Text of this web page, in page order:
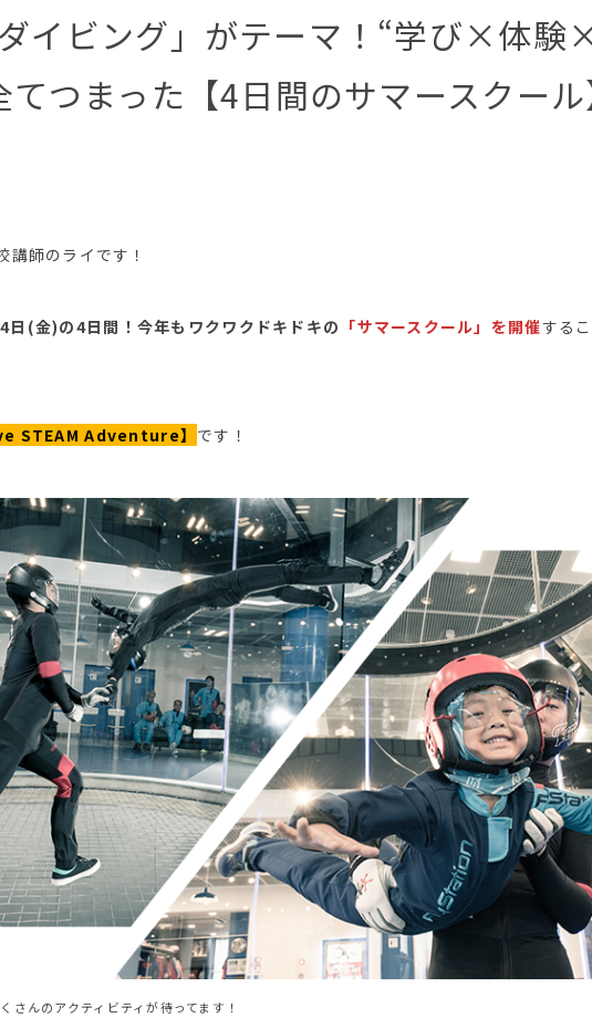
ダイビング」がテーマ！“学び×体
てつまった【4日間のサマースクー
講師のライです！
(金)の4日間！今年もワクワクドキドキの 「サマースクール」を開催する
STEAM Adventure】 です！
さんのアクティビティが待ってます！